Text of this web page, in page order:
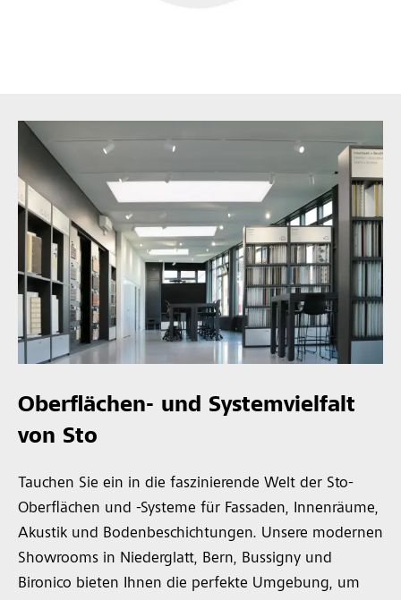
Oberflächen- und Systemvielfalt
von Sto
Tauchen Sie ein in die faszinierende Welt der Sto-
Oberflächen und -Systeme für Fassaden, Innenräume,
Akustik und Bodenbeschichtungen. Unsere modernen
Showrooms in Niederglatt, Bern, Bussigny und
Bironico bieten Ihnen die perfekte Umgebung, um